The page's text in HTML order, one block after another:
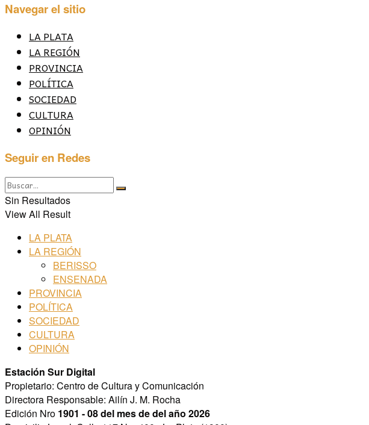
Navegar el sitio
LA PLATA
LA REGIÓN
PROVINCIA
POLÍTICA
SOCIEDAD
CULTURA
OPINIÓN
Seguir en Redes
Sin Resultados
View All Result
LA PLATA
LA REGIÓN
BERISSO
ENSENADA
PROVINCIA
POLÍTICA
SOCIEDAD
CULTURA
OPINIÓN
Estación Sur Digital
Propietario: Centro de Cultura y Comunicación
Directora Responsable: Ailín J. M. Rocha
Edición Nro 1901 - 08 del mes de del año 2026